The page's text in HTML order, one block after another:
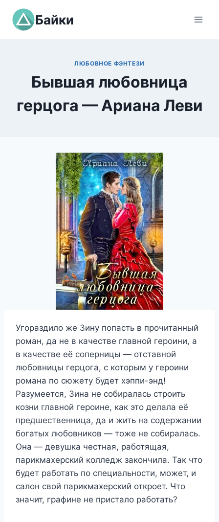
Перейти
содержимому
Байки
ЛЮБОВНОЕ ФЭНТЕЗИ
Бывшая любовница
герцога — Ариана Леви
Угораздило же Зину попасть в прочитанный
роман, да не в качестве главной героини, а
в качестве её соперницы — отставной
любовницы герцога, с которым у героини
романа по сюжету будет хэппи-энд!
Разумеется, Зина не собиралась строить
козни главной героине, как это делала её
предшественница, да и жить на содержании
богатых любовников — тоже не собиралась.
Она — девушка честная, работящая,
парикмахерский колледж закончила. Так что
будет работать по специальности, может, и
салон свой парикмахерский откроет. Что
значит, графине не пристало работать?